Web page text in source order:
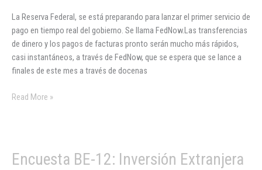
La Reserva Federal, se está preparando para lanzar el primer servicio de
pago en tiempo real del gobierno. Se llama FedNow.Las transferencias
de dinero y los pagos de facturas pronto serán mucho más rápidos,
casi instantáneos, a través de FedNow, que se espera que se lance a
finales de este mes a través de docenas
servicio
de
pago
instantáneo
del
Read More »
Encuesta BE-12: Inversión Extranjera
Encuesta